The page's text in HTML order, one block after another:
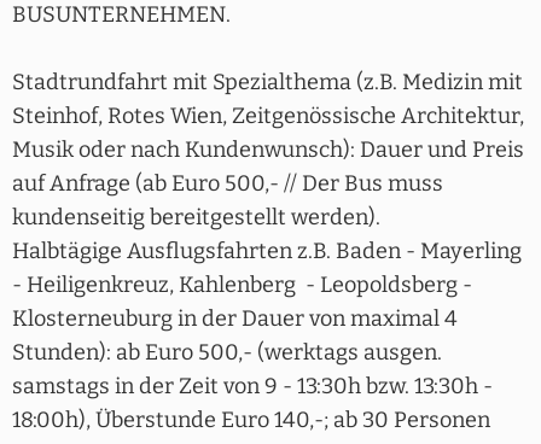
BUSUNTERNEHMEN.
Stadtrundfahrt mit Spezialthema (z.B. Medizin mit
Steinhof, Rotes Wien, Zeitgenössische Architektur,
Musik oder nach Kundenwunsch): Dauer und Preis
auf Anfrage (ab Euro 500,- // Der Bus muss
kundenseitig bereitgestellt werden).
Halbtägige Ausflugsfahrten z.B. Baden - Mayerling
- Heiligenkreuz, Kahlenberg - Leopoldsberg -
Klosterneuburg in der Dauer von maximal 4
Stunden): ab Euro 500,- (werktags ausgen.
samstags in der Zeit von 9 - 13:30h bzw. 13:30h -
18:00h), Überstunde Euro 140,-; ab 30 Personen